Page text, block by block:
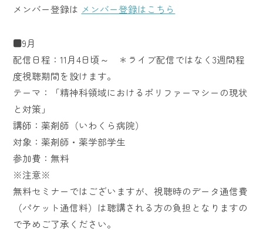
メンバー登録は メンバー登録はこちら
■9月
配信日程：11月4日頃～ ＊ライブ配信ではなく3週間程
度視聴期間を設けます。
テーマ：「精神科領域におけるポリファーマシーの現状
と対策」
講師：薬剤師（いわくら病院）
対象：薬剤師・薬学部学生
参加費：無料
※注意※
無料セミナーではございますが、視聴時のデータ通信費
（パケット通信料）は聴講される方の負担となりますの
で予めご了承ください。